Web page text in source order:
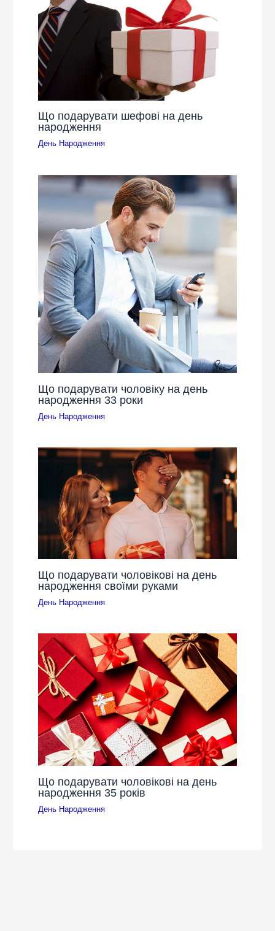
Що подарувати шефові на день
народження
День Народження
Що подарувати чоловіку на день
народження 33 роки
День Народження
Що подарувати чоловікові на день
народження своїми руками
День Народження
Що подарувати чоловікові на день
народження 35 років
День Народження